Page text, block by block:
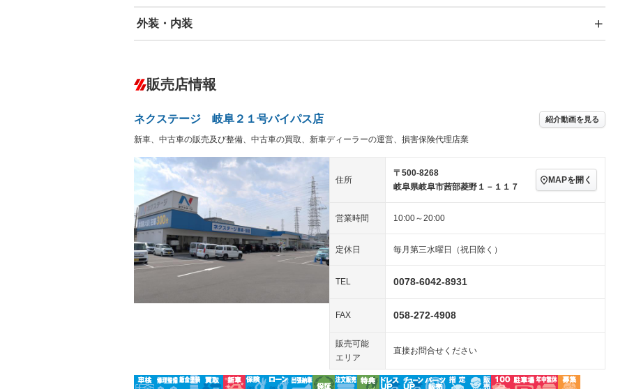
エアバッグ：運転席/助手席
－ ダウンヒルアシストコントロール
Bluetooth接続 － 100V電源 センターデフロック
装備略号／用語解説
外装・内装
オーディオ：CDまたはCDチェンジャー
－
ヘッドライトウォッシャ
ー
－ 革シート キーレス
－ LEDヘッドランプ HID(キセノンライト) － ポータブルナビ
ETC － エアロ スマートキー ローダウン
ランフラットタイヤ － パワーシート 3列シート ベンチシート
フルフラットシート チップアップシート オットマン
シートヒーター － ウォークスルー 後席モニター
フロントカメラ シートエアコン
販売店情報
ネクステージ 岐阜２１号バイパス店 紹介動画を見る
新車、中古車の販売及び整備、中古車の買取、新車ディーラーの運営、損害保険代理店業
住所
〒500-8268
岐阜県岐阜市茜部菱野１－１１７
MAPを開く
営業時間 10:00～20:00
定休日 毎月第三水曜日（祝日除く）
TEL 0078-6042-8931
FAX 058-272-4908
販売可能
エリア
直接お問合せください